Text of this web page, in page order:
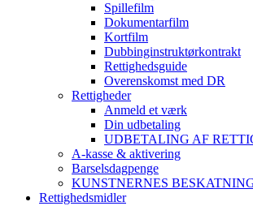
Spillefilm
Dokumentarfilm
Kortfilm
Dubbinginstruktørkontrakt
Rettighedsguide
Overenskomst med DR
Rettigheder
Anmeld et værk
Din udbetaling
UDBETALING AF
A-kasse & aktivering
Barselsdagpenge
KUNSTNERNES
Rettighedsmidler